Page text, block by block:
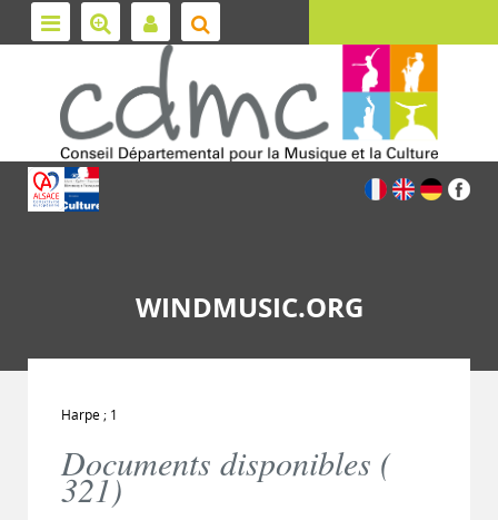
WINDMUSIC.ORG
Harpe ; 1
Documents disponibles (
321)